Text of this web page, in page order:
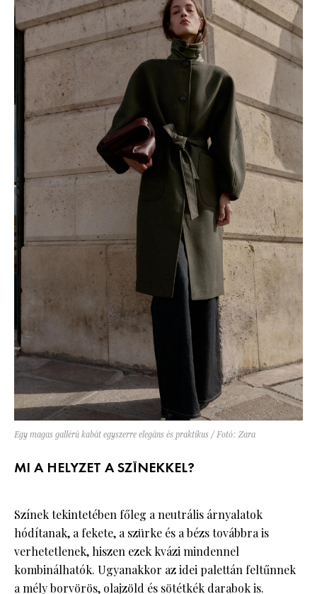
Egy magas gallérú kabát egyszerre elegáns és praktikus / Fotó: Zara
MI A HELYZET A SZÍNEKKEL?
Színek tekintetében főleg a neutrális árnyalatok
hódítanak, a fekete, a szürke és a bézs továbbra is
verhetetlenek, hiszen ezek kvázi mindennel
kombinálhatók. Ugyanakkor az idei palettán feltűnnek
a mély borvörös, olajzöld és sötétkék darabok is.